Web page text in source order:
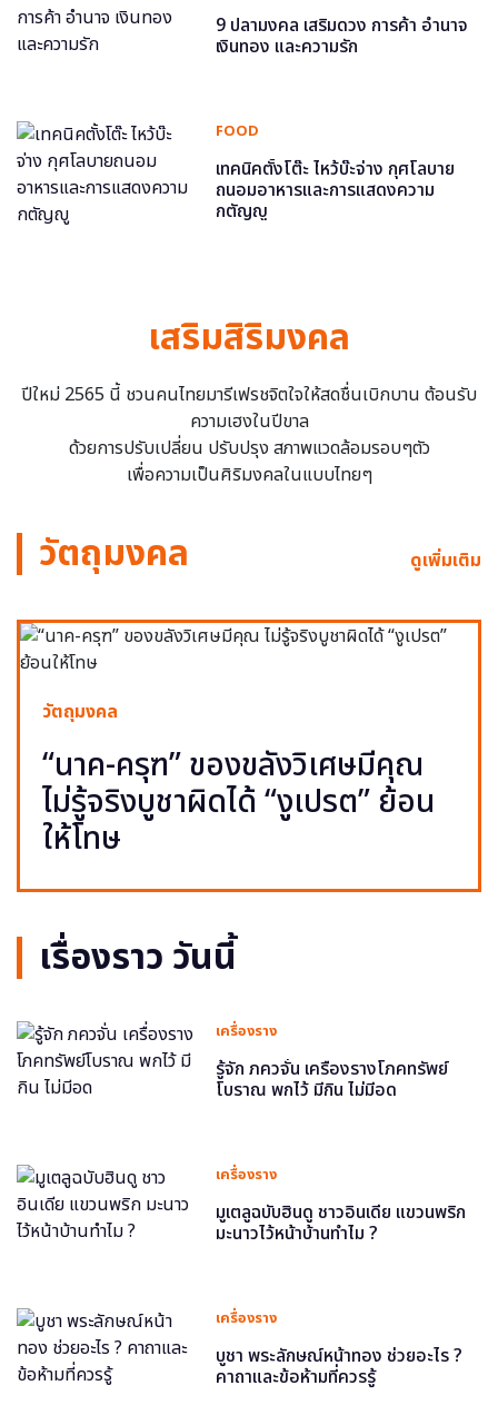
9 ปลามงคล เสริมดวง การค้า อำนาจ
เงินทอง และความรัก
FOOD
เทคนิคตั้งโต๊ะ ไหว้บ๊ะจ่าง กุศโลบาย
ถนอมอาหารและการแสดงความ
กตัญญู
เสริมสิริมงคล
ปีใหม่ 2565 นี้ ชวนคนไทยมารีเฟรชจิตใจให้สดชื่นเบิกบาน ต้อนรับ
ความเฮงในปีขาล
ด้วยการปรับเปลี่ยน ปรับปรุง สภาพแวดล้อมรอบๆตัว
เพื่อความเป็นศิริมงคลในแบบไทยๆ
วัตถุมงคล ดูเพิ่มเติม
วัตถุมงคล
“นาค-ครุฑ” ของขลังวิเศษมีคุณ
ไม่รู้จริงบูชาผิดได้ “งูเปรต” ย้อน
ให้โทษ
เรื่องราว วันนี้
เครื่องราง
รู้จัก ภควจั่น เครื่องรางโภคทรัพย์
โบราณ พกไว้ มีกิน ไม่มีอด
เครื่องราง
มูเตลูฉบับฮินดู ชาวอินเดีย แขวนพริก
มะนาวไว้หน้าบ้านทำไม ?
เครื่องราง
บูชา พระลักษณ์หน้าทอง ช่วยอะไร ?
คาถาและข้อห้ามที่ควรรู้